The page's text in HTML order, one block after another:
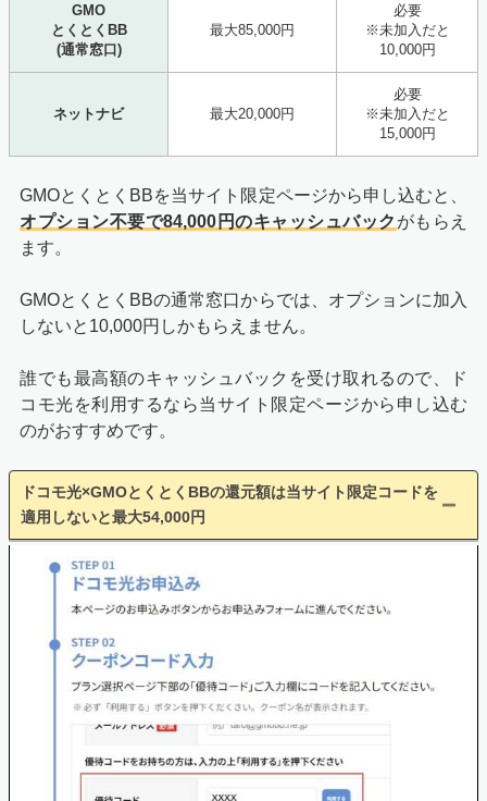
GMO
とくとくBB
(通常窓口)
最大85,000円
必要
※未加入だと
10,000円
ネットナビ 最大20,000円
必要
※未加入だと
15,000円
GMOとくとくBBを当サイト限定ページから申し込むと、
オプション不要で84,000円のキャッシュバック がもらえ
ます。
GMOとくとくBBの通常窓口からでは、オプションに加入
しないと10,000円しかもらえません。
誰でも最高額のキャッシュバックを受け取れるので、ド
コモ光を利用するなら当サイト限定ページから申し込む
のがおすすめです。
ドコモ光×GMOとくとくBBの還元額は当サイト限定コードを
適用しないと最大54,000円